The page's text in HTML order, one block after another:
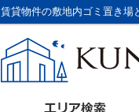
賃貸物件の敷地内ゴミ置き場